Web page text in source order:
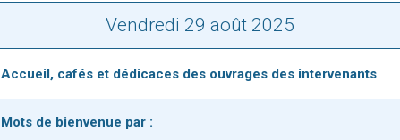
Vendredi 29 août 2025
Accueil, cafés et dédicaces des ouvrages des intervenants
Mots de bienvenue par :